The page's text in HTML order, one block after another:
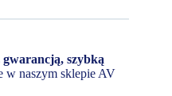
gwarancją, szybką
w naszym sklepie AV